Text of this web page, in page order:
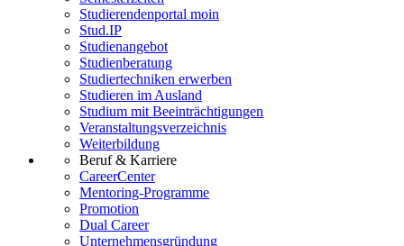
Studierendenportal moin
Stud.IP
Studienangebot
Studienberatung
Studiertechniken erwerben
Studieren im Ausland
Studium mit Beeinträchtigungen
Veranstaltungsverzeichnis
Weiterbildung
Beruf & Karriere
CareerCenter
Mentoring-Programme
Promotion
Dual Career
Unternehmensgründung